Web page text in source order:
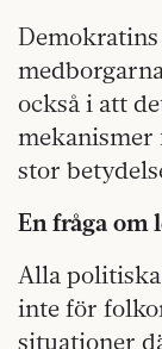
också i att
stor
En fråga om
Alla
inte för
situationer